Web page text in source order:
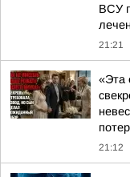
ВСУ
21:21
«Эта
21:12